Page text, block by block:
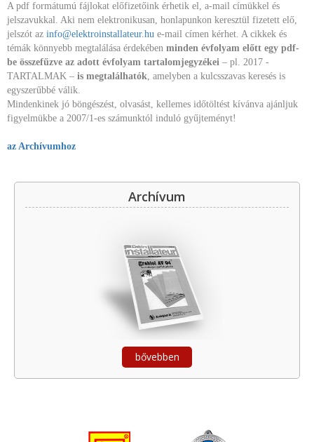
A pdf formátumú fájlokat előfizetőink érhetik el, a-mail címükkel és
jelszavukkal. Aki nem elektronikusan, honlapunkon keresztül fizetett elő,
jelszót az info@elektroinstallateur.hu e-mail címen kérhet. A cikkek és
témák könnyebb megtalálása érdekében minden évfolyam előtt egy pdf-
be összefűzve az adott évfolyam tartalomjegyzékei – pl. 2017 -
TARTALMAK – is megtalálhatók, amelyben a kulcsszavas keresés is
egyszerűbbé válik.
Mindenkinek jó böngészést, olvasást, kellemes időtöltést kívánva ajánljuk
figyelmükbe a 2007/1-es számunktól induló gyűjteményt!
az Archívumhoz
Archívum
bővebben